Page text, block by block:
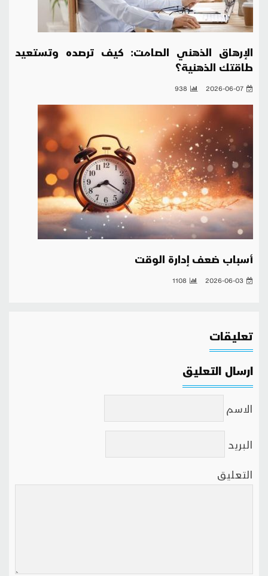
الإرهاق الذهني الصامت: كيف ترصده وتستعيد
طاقتك الذهنية؟
2026-06-07
938
أسباب ضعف إدارة الوقت
2026-06-03
1108
تعليقات
ارسال التعليق
الاسم
البريد
التعليق